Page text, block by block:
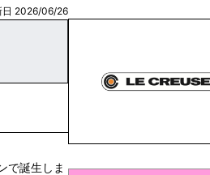
日 2026/06/26
で誕生しま